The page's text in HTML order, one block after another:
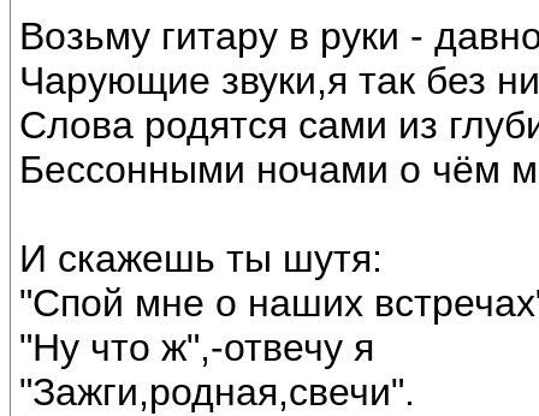
Возьму гитару в руки -
Чарующие звуки,я так без
Слова родятся сами из
Бессонными ночами о чём
И скажешь ты шутя:
"Спой мне о наших
"Ну что ж",-отвечу я
"Зажги,родная,свечи".